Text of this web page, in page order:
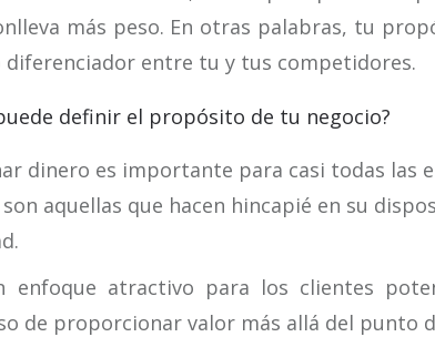
más peso. En otras palabras, tu
diferenciador entre tu y tus competidores.
definir el propósito de tu negocio?
dinero es importante para casi todas las
aquellas que hacen hincapié en su
enfoque atractivo para los clientes
de proporcionar valor más allá del punto